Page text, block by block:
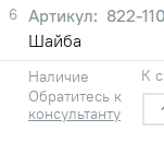
6
822-
Шайба
Наличие
Обратитесь к
консультанту
К